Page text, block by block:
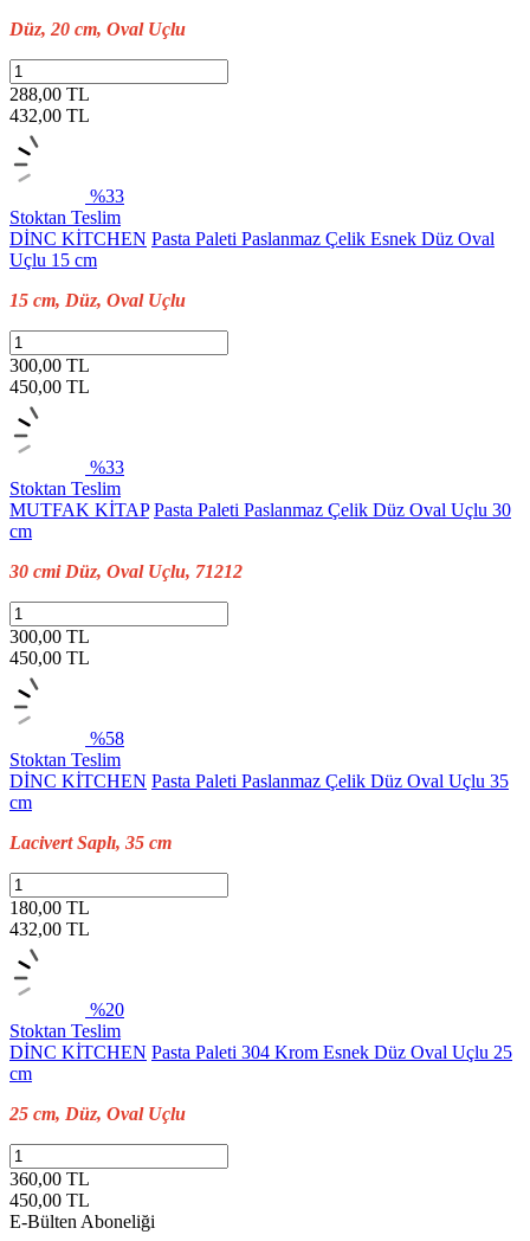
Düz, 20 cm, Oval Uçlu
288,00 TL
432,00 TL
%33
Stoktan Teslim
DİNC KİTCHEN Pasta Paleti Paslanmaz Çelik Esnek Düz Oval
Uçlu 15 cm
15 cm, Düz, Oval Uçlu
300,00 TL
450,00 TL
%33
Stoktan Teslim
MUTFAK KİTAP Pasta Paleti Paslanmaz Çelik Düz Oval Uçlu 30
cm
30 cmi Düz, Oval Uçlu, 71212
300,00 TL
450,00 TL
%58
Stoktan Teslim
DİNC KİTCHEN Pasta Paleti Paslanmaz Çelik Düz Oval Uçlu 35
cm
Lacivert Saplı, 35 cm
180,00 TL
432,00 TL
%20
Stoktan Teslim
DİNC KİTCHEN Pasta Paleti 304 Krom Esnek Düz Oval Uçlu 25
cm
25 cm, Düz, Oval Uçlu
360,00 TL
450,00 TL
E-Bülten Aboneliği